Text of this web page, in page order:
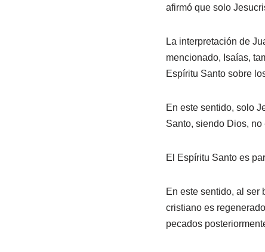
afirmó que solo
La interpretación de
mencionado, Isaías,
Espíritu Santo sobre
En este sentido, solo
Santo, siendo Dios,
El Espíritu Santo es
En este sentido, al ser
cristiano es
pecados